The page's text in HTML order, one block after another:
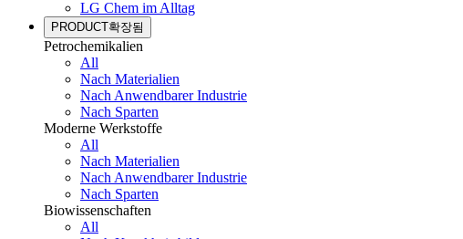
LG Chem im Alltag
PRODUCT확장됨
Petrochemikalien
All
Nach Materialien
Nach Anwendbarer Industrie
Nach Sparten
Moderne Werkstoffe
All
Nach Materialien
Nach Anwendbarer Industrie
Nach Sparten
Biowissenschaften
All